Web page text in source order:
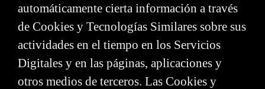
automáticamente cierta información a través
de Cookies y Tecnologías Similares sobre sus
actividades en el tiempo en los Servicios
Digitales y en las páginas, aplicaciones y
otros medios de terceros. Las Cookies y